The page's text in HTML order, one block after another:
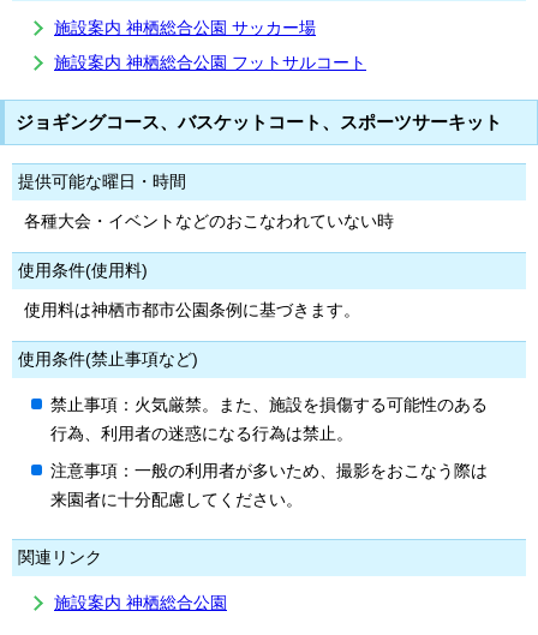
施設案内 神栖総合公園 サッカー場
施設案内 神栖総合公園 フットサルコート
ジョギングコース、バスケットコート、スポーツサーキット
提供可能な曜日・時間
各種大会・イベントなどのおこなわれていない時
使用条件(使用料)
使用料は神栖市都市公園条例に基づきます。
使用条件(禁止事項など)
禁止事項：火気厳禁。また、施設を損傷する可能性のある
行為、利用者の迷惑になる行為は禁止。
注意事項：一般の利用者が多いため、撮影をおこなう際は
来園者に十分配慮してください。
関連リンク
施設案内 神栖総合公園